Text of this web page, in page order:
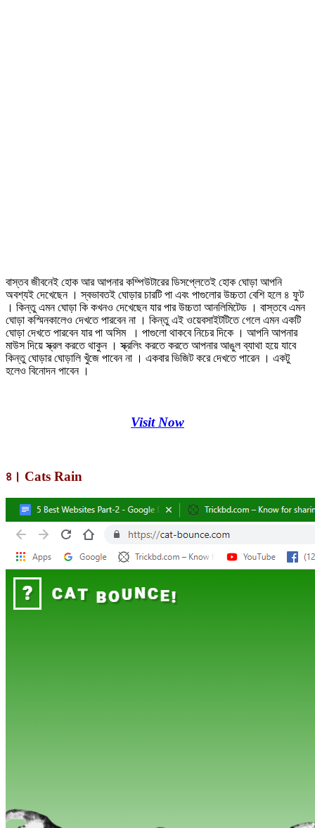
বাস্তব জীবনেই হোক আর আপনার কম্পিউটারের ডিসপ্লেতেই হোক ঘোড়া আপনি
অবশ্যই দেখেছেন । স্বভাবতই ঘোড়ার চারটি পা এবং পাগুলোর উচ্চতা বেশি হলে ৪ ফুট
। কিন্তু এমন ঘোড়া কি কখনও দেখেছেন যার পার উচ্চতা আনলিমিটেড । বাস্তবে এমন
ঘোড়া কস্মিনকালেও দেখতে পারবেন না । কিন্তু এই ওয়েবসাইটটিতে গেলে এমন একটি
ঘোড়া দেখতে পারবেন যার পা অসিম । পাগুলো থাকবে নিচের দিকে । আপনি আপনার
মাউস দিয়ে স্ক্রল করতে থাকুন । স্ক্রলিং করতে করতে আপনার আঙুল ব্যাথা হয়ে যাবে
কিন্তু ঘোড়ার ঘোড়ালি খুঁজে পাবেন না । একবার ভিজিট করে দেখতে পারেন । একটু
হলেও বিনোদন পাবেন ।
Visit Now
৪। Cats Rain